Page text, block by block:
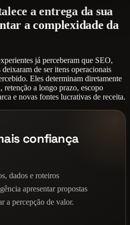
a entrega da sua
a complexidade da
já perceberam que SEO,
de ser itens operacionais
Eles determinam diretamente
a longo prazo, escopo
e novas fontes lucrativas de receita.
confiança
dados e roteiros
apresentar propostas
a percepção de valor.